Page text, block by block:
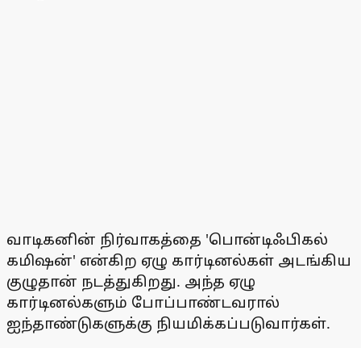
வாடிகனின் நிர்வாகத்தை 'பொன்டிஃபிகல்
கமிஷன்' என்கிற ஏழு கார்டினல்கள் அடங்கிய
குழுதான் நடத்துகிறது. அந்த ஏழு
கார்டினல்களும் போப்பாண்டவரால்
ஐந்தாண்டுகளுக்கு நியமிக்கப்படுவார்கள்.